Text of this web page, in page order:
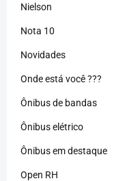
Nielson
Nota 10
Novidades
Onde está você ???
Ônibus de bandas
Ônibus elétrico
Ônibus em destaque
Open RH